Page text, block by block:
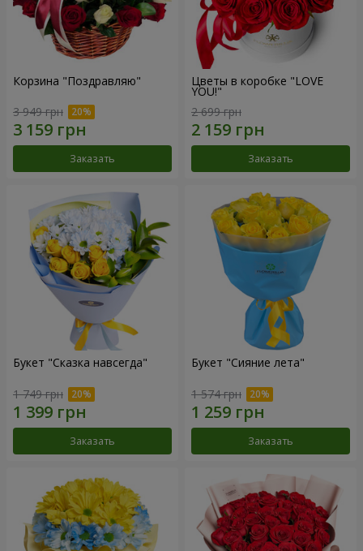
Корзина "Поздравляю"
3 949 грн
Заказать
Цветы в коробке "LOVE
YOU!"
2 699 грн
Заказать
Букет "Сказка навсегда"
1 749 грн
Заказать
Букет "Сияние лета"
1 574 грн
Заказать